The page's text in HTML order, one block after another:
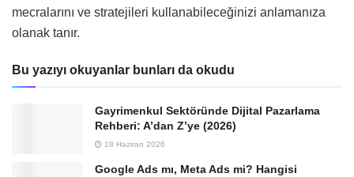
mecralarını ve stratejileri kullanabileceğinizi anlamanıza
olanak tanır.
Bu yazıyı okuyanlar bunları da okudu
Gayrimenkul Sektöründe Dijital Pazarlama
Rehberi: A’dan Z’ye (2026)
18 Haziran 2026
Google Ads mı, Meta Ads mi? Hangisi